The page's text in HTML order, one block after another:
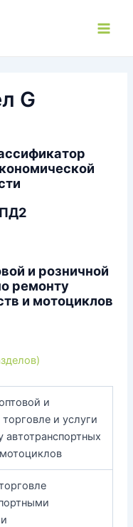
G
и розничной
ремонту
и мотоциклов
и
и услуги
автотранспортных